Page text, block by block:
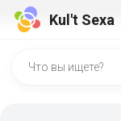
Kul't Sexa